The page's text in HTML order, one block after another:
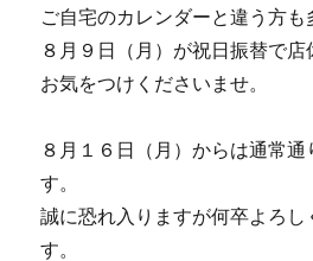
ご自宅のカレンダーと違う方も
８月９日（月）が祝日振替で
お気をつけくださいませ。
８月１６日（月）からは通常通
す。
誠に恐れ入りますが何卒よろし
す。